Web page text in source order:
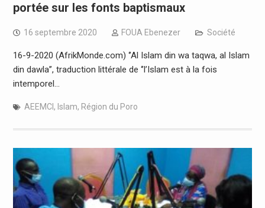
portée sur les fonts baptismaux
16 septembre 2020 FOUA Ebenezer Société
16-9-2020 (AfrikMonde.com) ‘’Al Islam din wa taqwa, al Islam
din dawla’’, traduction littérale de ‘’l’Islam est à la fois
intemporel…
AEEMCI , Islam, Région du Poro